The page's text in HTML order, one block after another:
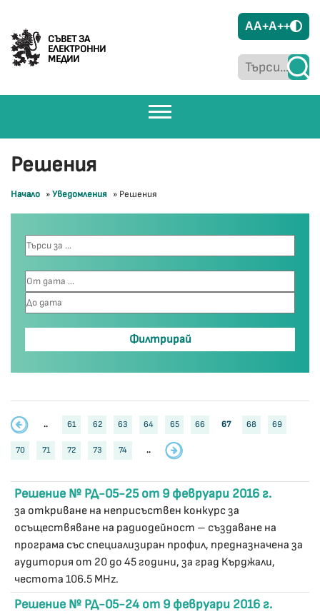
СЪВЕТ ЗА
ЕЛЕКТРОННИ
МЕДИИ
AA+A++
Решения
Начало »Уведомления » Решения
.. 61 62 63 64 65 66 67 68 69
70 71 72 73 74 ..
Решение № РД-05-25 от 9 февруари 2016 г.
за откриване на неприсъствен конкурс за
осъществяване на радиодейност – създаване на
програма със специализиран профил, предназначена за
аудитория от 20 до 45 години, за град Кърджали,
честота 106.5 MHz.
Решение № РД-05-24 от 9 февруари 2016 г.